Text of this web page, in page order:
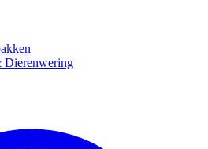
Dierenwering